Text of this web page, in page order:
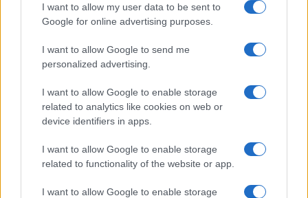
I want to allow my user data to be sent to
Google for online advertising purposes.
I want to allow Google to send me
personalized advertising.
I want to allow Google to enable storage
related to analytics like cookies on web or
device identifiers in apps.
I want to allow Google to enable storage
related to functionality of the website or app.
I want to allow Google to enable storage
Onu 2030
Contattaci
LEGALE
Note legali